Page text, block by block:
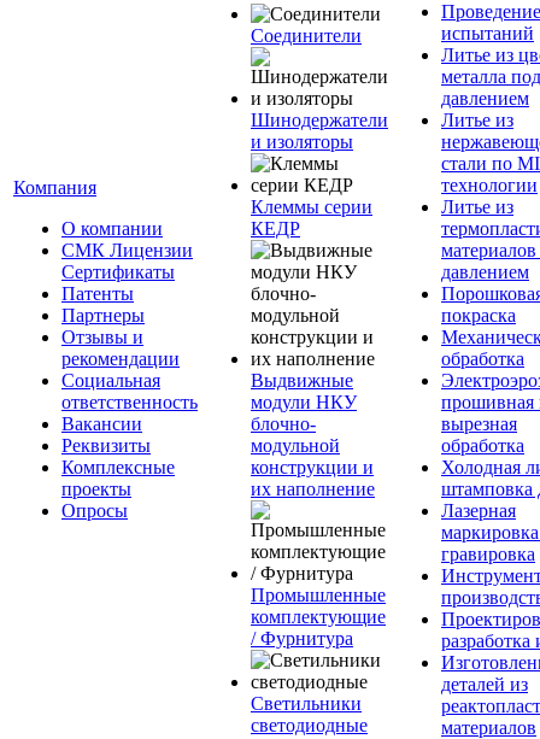
Компания
О компании
СМК Лицензии
Сертификаты
Патенты
Партнеры
Отзывы и
рекомендации
Социальная
ответственность
Вакансии
Реквизиты
Комплексные
проекты
Опросы
Соединители
Шинодержатели
и изоляторы
Клеммы серии
КЕДР
Выдвижные
модули НКУ
блочно-
модульной
конструкции и
их наполнение
Промышленные
комплектующие
/ Фурнитура
Светильники
светодиодные
Проведение
испытаний
Литье из
металла под
давлением
Литье из
стали по
технологии
Литье из
давлением
покраска
обработка
прошивная
вырезная
обработка
Холодная
штамповка
Лазерная
гравировка
разработка
деталей из
материалов